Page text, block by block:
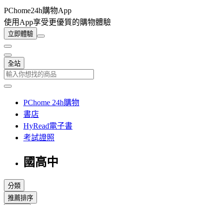
PChome24h購物App
使用App享受更優質的購物體驗
立即體驗
全站
PChome 24h購物
書店
HyRead電子書
考試證照
國高中
分類
推薦排序